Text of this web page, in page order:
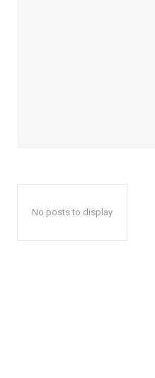
No posts to display